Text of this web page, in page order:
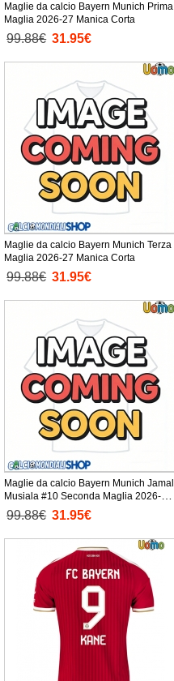
Maglie da calcio Bayern Munich Prima
Maglia 2026-27 Manica Corta
99.88€ 31.95€
Maglie da calcio Bayern Munich Terza
Maglia 2026-27 Manica Corta
99.88€ 31.95€
Maglie da calcio Bayern Munich Jamal
Musiala #10 Seconda Maglia 2026-27
Manica Corta
99.88€ 31.95€